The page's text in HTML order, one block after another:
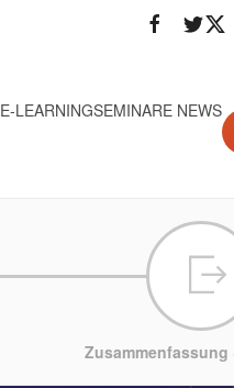
E-LEARNINGSEMINARE NEWS